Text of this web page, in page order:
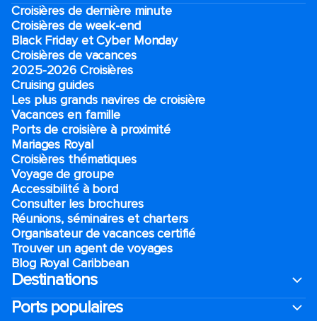
Croisières de dernière minute
Croisières de week-end
Black Friday et Cyber Monday
Croisières de vacances
2025-2026 Croisières
Cruising guides
Les plus grands navires de croisière
Vacances en famille
Ports de croisière à proximité
Mariages Royal
Croisières thématiques
Voyage de groupe​
Accessibilité à bord​
Consulter les brochures
Réunions, séminaires et charters
Organisateur de vacances certifié
Trouver un agent de voyages
Blog Royal Caribbean
Destinations
Ports populaires